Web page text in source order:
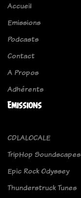
Accueil
Emissions
Podcasts
Contact
A Propos
Adhérents
Emissions
CDLALOCALE
TripHop Soundscapes
Epic Rock Odyssey
Thunderstruck Tunes